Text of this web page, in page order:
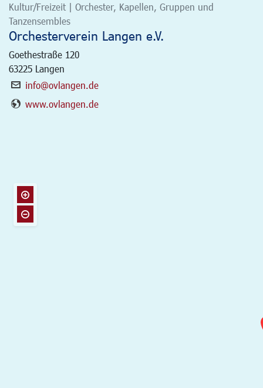
Kultur/Freizeit | Orchester, Kapellen, Gruppen und
Tanzensembles
Orchesterverein Langen e.V.
Goethestraße 120
63225 Langen
info@ovlangen.de
www.ovlangen.de